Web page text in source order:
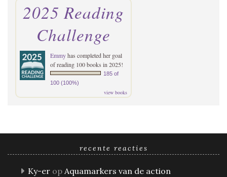
2025 Reading
Challenge
Emmyhas completed her goal
of reading 100 books in 2025!
185 of
100 (100%)
view books
recente reacties
Ky-er op Aquamarkers van de action